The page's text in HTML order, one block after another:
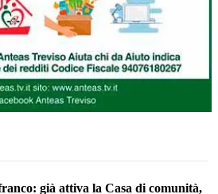
già attiva la Casa di comunità,